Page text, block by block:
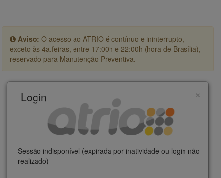
Aviso: O acesso ao ATRIO é contínuo e ininterrupto,
exceto às 4a.feiras, entre 17:00h e 22:00h (hora de Brasília),
reservado para Manutenção Preventiva.
×
Login
Sessão indisponível (expirada por inatividade ou login não
realizado)